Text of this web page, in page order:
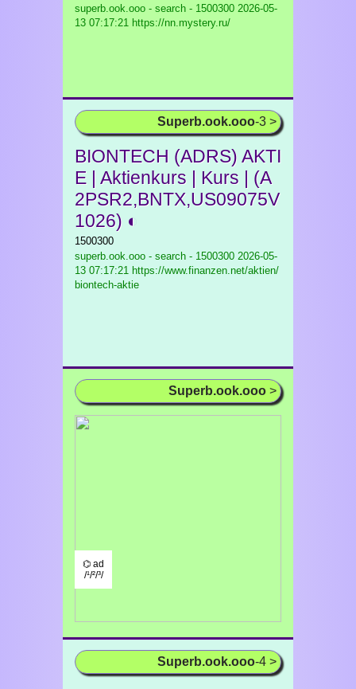
superb.ook.ooo - search - 1500300 2026-05-
13 07:17:21 https://nn.mystery.ru/
Superb.ook.ooo-3 >
BIONTECH (ADRS) AKTI
E | Aktienkurs | Kurs | (A
2PSR2,BNTX,US09075V
1026) ◐
1500300
superb.ook.ooo - search - 1500300 2026-05-
13 07:17:21 https://www.finanzen.net/aktien/
biontech-aktie
Superb.ook.ooo >
⌬ ad
/¹/²/³/
Superb.ook.ooo-4 >